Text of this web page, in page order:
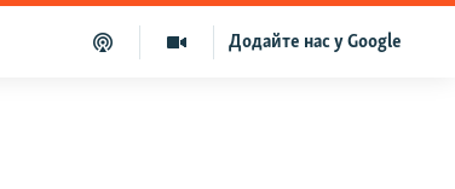
Додайте нас у Google